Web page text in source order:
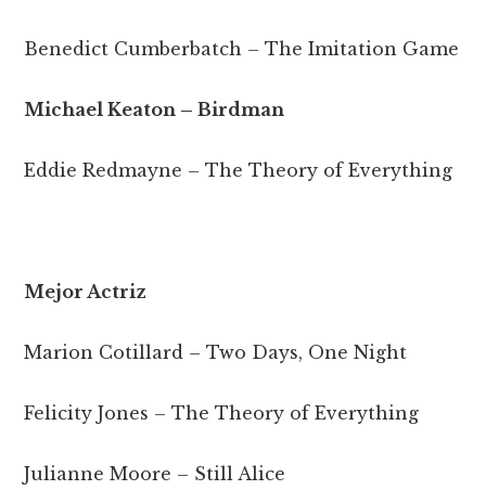
Benedict Cumberbatch – The Imitation Game
Michael Keaton – Birdman
Eddie Redmayne – The Theory of Everything
Mejor Actriz
Marion Cotillard – Two Days, One Night
Felicity Jones – The Theory of Everything
Julianne Moore – Still Alice